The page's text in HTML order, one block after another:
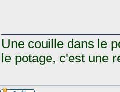
Une couille dans le
le potage, c'est une